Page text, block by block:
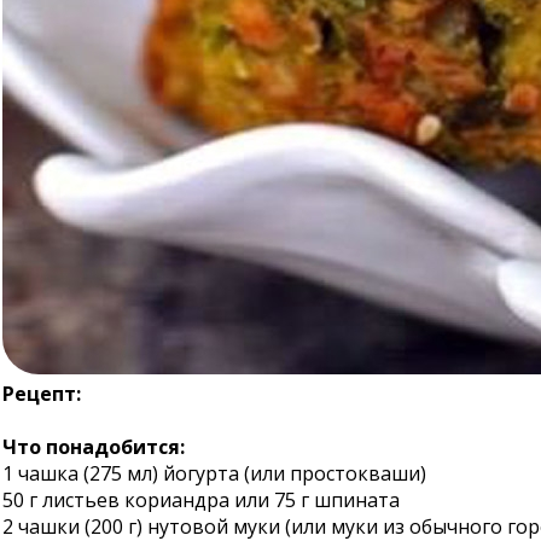
Рецепт:
Что понадобится:
1 чашка (275 мл) йогурта (или простокваши)
50 г листьев кориандра или 75 г шпината
2 чашки (200 г) нутовой муки (или муки из обычного